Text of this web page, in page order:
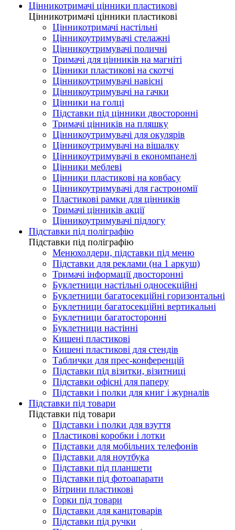
Цінникотримачі цінники пластикові
Цінникотримачі цінники пластикові
Цінникотримачі настільні
Цінникоутримувачі стелажні
Цінникоутримувачі поличні
Тримачі для цінників на магніті
Цінники пластикові на скотчі
Цінникоутримувачі навісні
Цінникоутримувачі на гачки
Цінники на голці
Підставки під цінники двосторонні
Тримачі цінників на пляшку
Цінникоутримувачі для окулярів
Цінникоутримувачі на вішалку
Цінникоутримувачі в економпанелі
Цінники меблеві
Цінники пластикові на ковбасу
Цінникоутримувачі для гастрономії
Пластикові рамки для цінників
Тримачі цінників акції
Цінникоутримувачі підлогу
Підставки під поліграфію
Підставки під поліграфію
Менюхолдери, підставки під меню
Підставки для реклами (на 1 аркуш)
Тримачі інформації двосторонні
Буклетници настільні односекційні
Буклетници багатосекційні горизонтальні
Буклетници багатосекційні вертикальні
Буклетници багатосторонні
Буклетници настінні
Кишені пластикові
Кишені пластикові для стендів
Таблички для прес-конференцій
Підставки під візитки, візитниці
Підставки офісні для паперу
Підставки і полки для книг і журналів
Підставки під товари
Підставки під товари
Підставки і полки для взуття
Пластикові коробки і лотки
Підставки для мобільних телефонів
Підставки для ноутбука
Підставки під планшети
Підставки під фотоапарати
Вітрини пластикові
Горки під товари
Підставки для канцтоварів
Підставки під ручки